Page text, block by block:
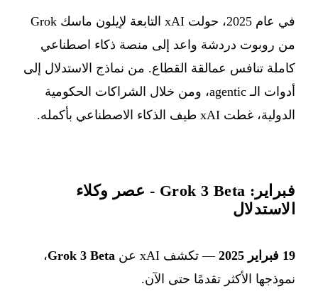
في عام 2025، حولت xAI التابعة لإيلون ماسك Grok
من روبوت دردشة واعد إلى منصة ذكاء اصطناعي
كاملة تنافس عمالقة القطاع. من نماذج الاستدلال إلى
أدوات الـ agentic، ومن خلال الشراكات الحكومية
الدولية، غطت xAI طيف الذكاء الاصطناعي بأكمله.
فبراير: Grok 3 Beta - عصر وكلاء
الاستدلال
19 فبراير 2025 — تكشف xAI عن Grok 3 Beta،
نموذجها الأكثر تقدمًا حتى الآن.